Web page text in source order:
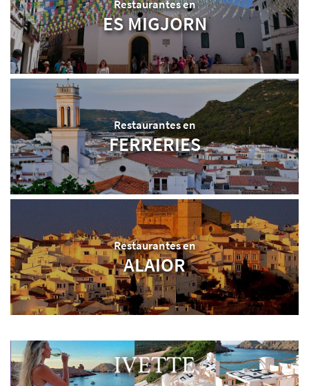
Restaurantes en
ES MIGJORN
Restaurantes en
FERRERIES
Restaurantes en
ALAIOR